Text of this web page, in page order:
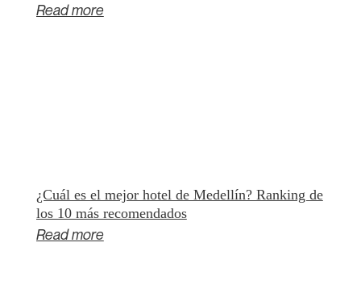
Read more
¿Cuál es el mejor hotel de Medellín? Ranking de
los 10 más recomendados
Read more